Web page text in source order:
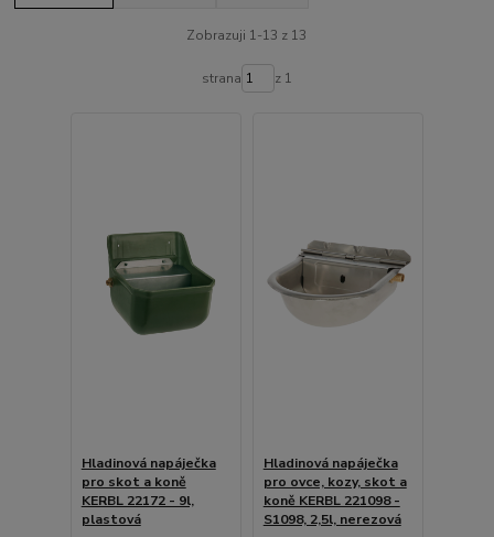
Zobrazuji 1-13 z 13
strana z 1
Hladinová napáječka
pro skot a koně
KERBL 22172 - 9l,
plastová
Hladinová napáječka
pro ovce, kozy, skot a
koně KERBL 221098 -
S1098, 2,5l, nerezová